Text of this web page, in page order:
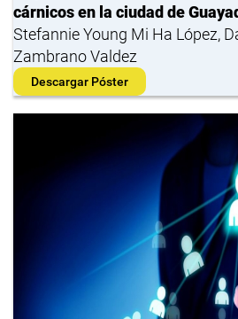
cárnicos en la ciudad de
Stefannie Young Mi Ha López,
Zambrano Valdez
Descargar Póster